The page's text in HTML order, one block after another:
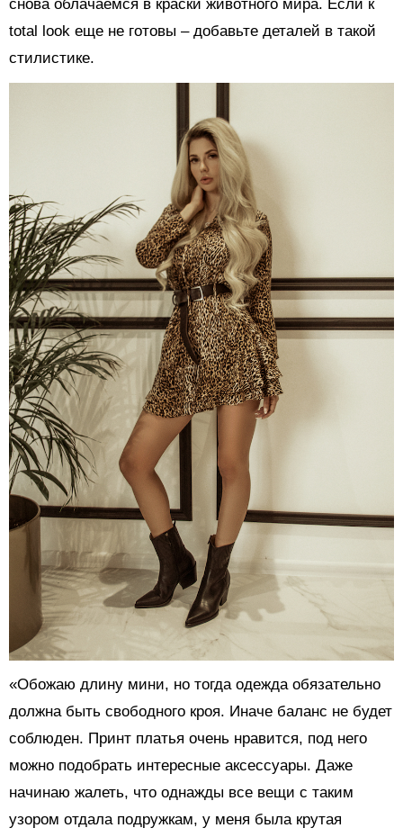
снова облачаемся в краски животного мира. Если к
total look еще не готовы – добавьте деталей в такой
стилистике.
«Обожаю длину мини, но тогда одежда обязательно
должна быть свободного кроя. Иначе баланс не будет
соблюден. Принт платья очень нравится, под него
можно подобрать интересные аксессуары. Даже
начинаю жалеть, что однажды все вещи с таким
узором отдала подружкам, у меня была крутая